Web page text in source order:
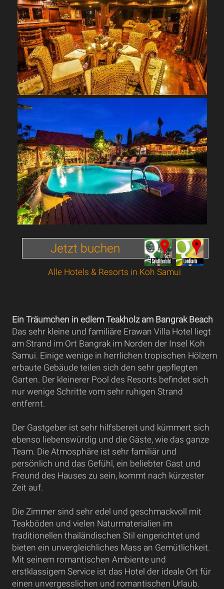
Jetzt buchen
Alle Hotels & Resorts in Koh Samui
Ein Träumchen in edlem Teakholz am Bangrak Beach
Das sehr kleine und familiäre Erawan Villa Hotel liegt
am Strand im Ort Bangrak im Norden der Insel Koh
Samui. Einige wenige in herrlichen tropischen Hölzern
erbaute Gebäude teilen sich den sehr gepflegten
Garten. Der kleinerer Pool des Resorts befindet sich
nur wenige Schritte vom sehr ruhigen Strand
entfernt.
Der Gastgeber ist sehr hilfsbereit und kümmert sich
ebenso liebenswürdig und die Gäste, wie das ganze
Team. Die Atmosphäre ist sehr familiär und
persönlich und das Gefühl, ein beliebter Gast und
Freund des Hauses zu sein, kommt nach kürzester
Zeit auf.
Die Zimmer sind sehr edel und geschmackvoll mit
Teakböden und vielen Naturmaterialien im
traditionellen thailändischen Stil eingerichtet und
bieten ein unvergleichliches Mass an Gemütlichkeit.
Mit seinem romantischen Ambiente und
erstklassigem Service ist das Hotel der ideale Ort für
einen unvergesslichen und romantischen Urlaub.